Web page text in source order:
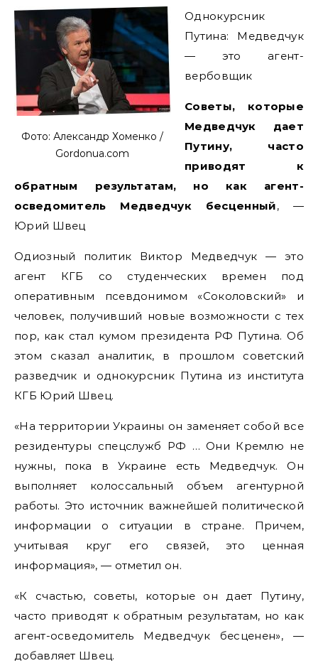
Фото: Александр Хоменко /
Gordonua.com
Однокурсник
Путина: Медведчук
— это агент-
вербовщик
Советы, которые
Медведчук дает
Путину, часто
приводят к
обратным результатам, но как агент-
осведомитель Медведчук бесценный, —
Юрий Швец
Одиозный политик Виктор Медведчук — это
агент КГБ со студенческих времен под
оперативным псевдонимом «Соколовский» и
человек, получивший новые возможности с тех
пор, как стал кумом президента РФ Путина. Об
этом сказал аналитик, в прошлом советский
разведчик и однокурсник Путина из института
КГБ Юрий Швец.
«На территории Украины он заменяет собой все
резидентуры спецслужб РФ … Они Кремлю не
нужны, пока в Украине есть Медведчук. Он
выполняет колоссальный объем агентурной
работы. Это источник важнейшей политической
информации о ситуации в стране. Причем,
учитывая круг его связей, это ценная
информация», — отметил он.
«К счастью, советы, которые он дает Путину,
часто приводят к обратным результатам, но как
агент-осведомитель Медведчук бесценен», —
добавляет Швец.